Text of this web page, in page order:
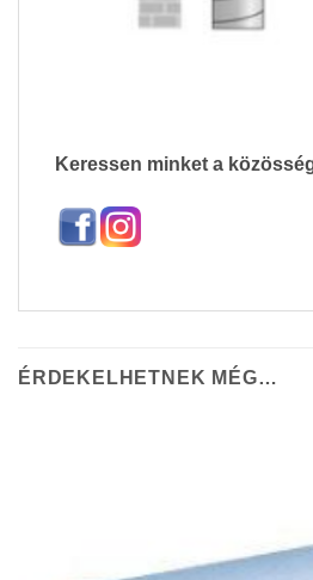
Keressen minket a
ÉRDEKELHETNEK MÉG…